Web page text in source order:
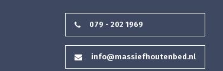
079 - 202 1969
info@massiefhoutenbed.nl